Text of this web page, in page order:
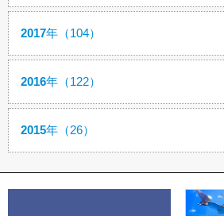
2017年（104）
2016年（122）
2015年（26）